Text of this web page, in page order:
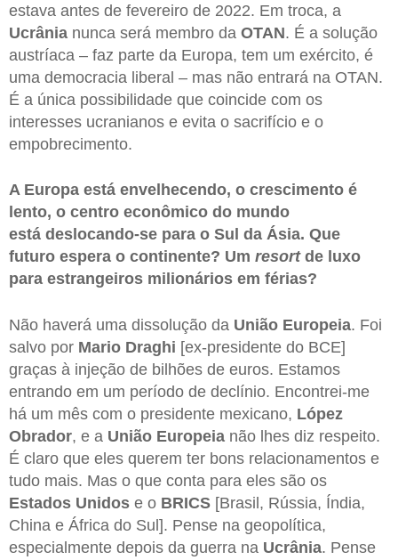
estava antes de fevereiro de 2022. Em troca, a
Ucrânia nunca será membro da OTAN. É a solução
austríaca – faz parte da Europa, tem um exército, é
uma democracia liberal – mas não entrará na OTAN.
É a única possibilidade que coincide com os
interesses ucranianos e evita o sacrifício e o
empobrecimento.
A Europa está envelhecendo, o crescimento é
lento, o centro econômico do mundo
está deslocando-se para o Sul da Ásia. Que
futuro espera o continente? Um resortde luxo
para estrangeiros milionários em férias?
Não haverá uma dissolução da União Europeia. Foi
salvo por Mario Draghi [ex-presidente do BCE]
graças à injeção de bilhões de euros. Estamos
entrando em um período de declínio. Encontrei-me
há um mês com o presidente mexicano, López
Obrador, e a União Europeia não lhes diz respeito.
É claro que eles querem ter bons relacionamentos e
tudo mais. Mas o que conta para eles são os
Estados Unidos e o BRICS [Brasil, Rússia, Índia,
China e África do Sul]. Pense na geopolítica,
especialmente depois da guerra na Ucrânia. Pense